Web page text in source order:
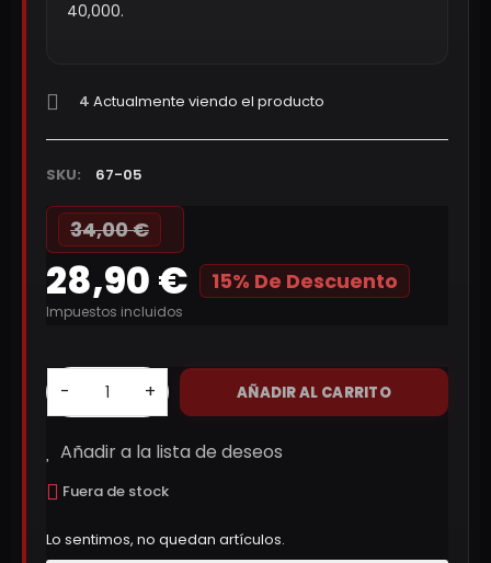
40,000.
4 Actualmente viendo el producto
SKU: 67-05
34,00 €
28,90 € 15% De Descuento
Impuestos incluidos
- + AÑADIR AL CARRITO
Añadir a la lista de deseos
Fuera de stock
Lo sentimos, no quedan artículos.